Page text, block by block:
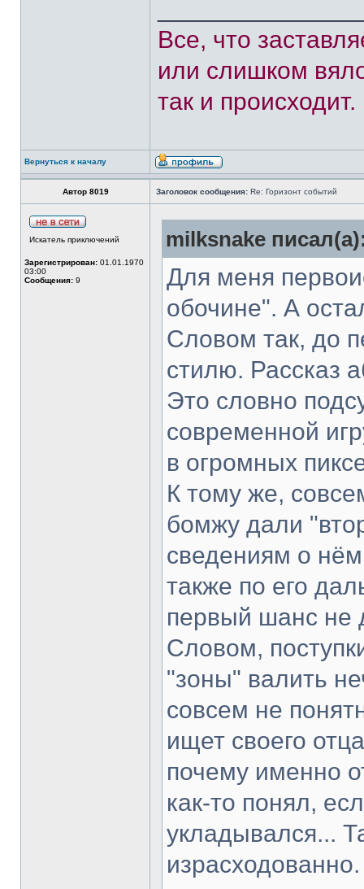
Все, что
или слишком
так и происходит.
Вернуться к началу
Автор 8019 Заголовок сообщения: Re: Горизонт событий
Искатель приключений
Зарегистрирован: 01.01.1970
03:00
Сообщения: 9
milksnake
Для меня
обочине". А
Словом так, до
стилю. Рассказ
Это словно
современной
в огромных
К тому же,
бомжу дали
сведениям о
также по его
первый шанс не
Словом,
"зоны" валить
совсем не
ищет своего
почему именно
как-то понял,
укладывался...